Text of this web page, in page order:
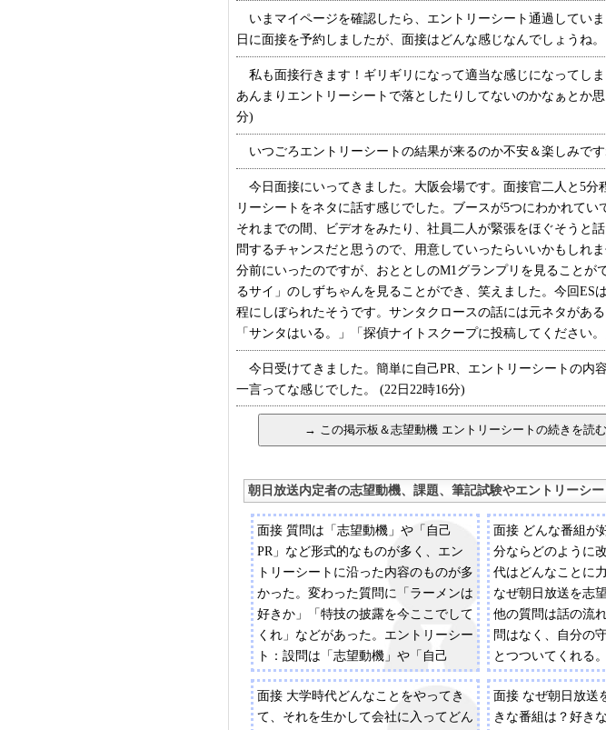
いまマイページを確認したら、エントリーシート通過してい
日に面接を予約しましたが、面接はどんな感じなんでしょうね
私も面接行きます！ギリギリになって適当な感じになってしま
あんまりエントリーシートで落としたりしてないのかなぁとか
分)
いつごろエントリーシートの結果が来るのか不安＆楽しみで
今日面接にいってきました。大阪会場です。面接官二人と5分
リーシートをネタに話す感じでした。ブースが5つにわかれてい
それまでの間、ビデオをみたり、社員二人が緊張をほぐそうと
問するチャンスだと思うので、用意していったらいいかもしれ
分前にいったのですが、おととしのM1グランプリを見ることが
るサイ」のしずちゃんを見ることができ、笑えました。今回ES
程にしぼられたそうです。サンタクロースの話には元ネタがあ
「サンタはいる。」「探偵ナイトスクープに投稿してください
今日受けてきました。簡単に自己PR、エントリーシートの内
一言ってな感じでした。 (22日22時16分)
朝日放送内定者の志望動機、課題、筆記試験やエントリーシ
面接 質問は「志望動機」や「自己
PR」など形式的なものが多く、エン
トリーシートに沿った内容のものが多
かった。変わった質問に「ラーメンは
好きか」「特技の披露を今ここでして
くれ」などがあった。エントリーシー
ト：設問は「志望動機」や「自己
PR」など。「あなたが最近、ギラギ
ラしていると思うもの」や「白い紙が
あったらどう使うか」などのクリエイ
面接 どんな番組が
分ならどのように
代はどんなことに
なぜ朝日放送を志
他の質問は話の流
問はなく、自分の
とつついてくれる
ト：A4用紙が2枚
歴書のような形式
題が2つ。「あな
面接 大学時代どんなことをやってき
て、それを生かして会社に入ってどん
面接 なぜ朝日放送
きな番組は？好き